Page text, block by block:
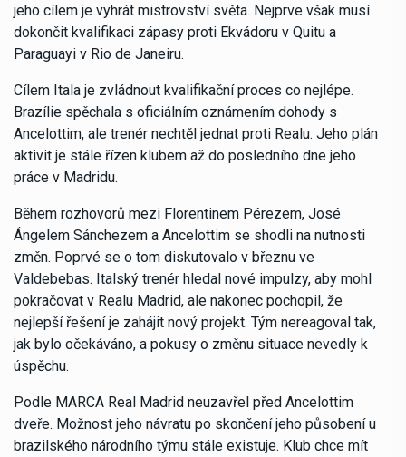
jeho cílem je vyhrát mistrovství světa. Nejprve však musí
dokončit kvalifikaci zápasy proti Ekvádoru v Quitu a
Paraguayi v Rio de Janeiru.
Cílem Itala je zvládnout kvalifikační proces co nejlépe.
Brazílie spěchala s oficiálním oznámením dohody s
Ancelottim, ale trenér nechtěl jednat proti Realu. Jeho plán
aktivit je stále řízen klubem až do posledního dne jeho
práce v Madridu.
Během rozhovorů mezi Florentinem Pérezem, José
Ángelem Sánchezem a Ancelottim se shodli na nutnosti
změn. Poprvé se o tom diskutovalo v březnu ve
Valdebebas. Italský trenér hledal nové impulzy, aby mohl
pokračovat v Realu Madrid, ale nakonec pochopil, že
nejlepší řešení je zahájit nový projekt. Tým nereagoval tak,
jak bylo očekáváno, a pokusy o změnu situace nevedly k
úspěchu.
Podle MARCA Real Madrid neuzavřel před Ancelottim
dveře. Možnost jeho návratu po skončení jeho působení u
brazilského národního týmu stále existuje. Klub chce mít